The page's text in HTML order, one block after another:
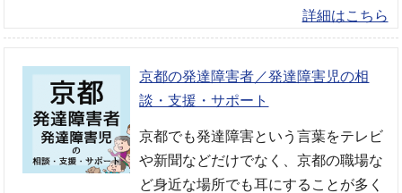
詳細はこちら
京都の発達障害者／発達障害児の相
談・支援・サポート
京都でも発達障害という言葉をテレビ
や新聞などだけでなく、京都の職場な
ど身近な場所でも耳にすることが多く